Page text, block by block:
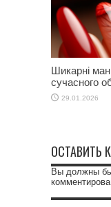
Шикарні
сучасного
29.01.2026
ОСТАВИТЬ
Вы должны